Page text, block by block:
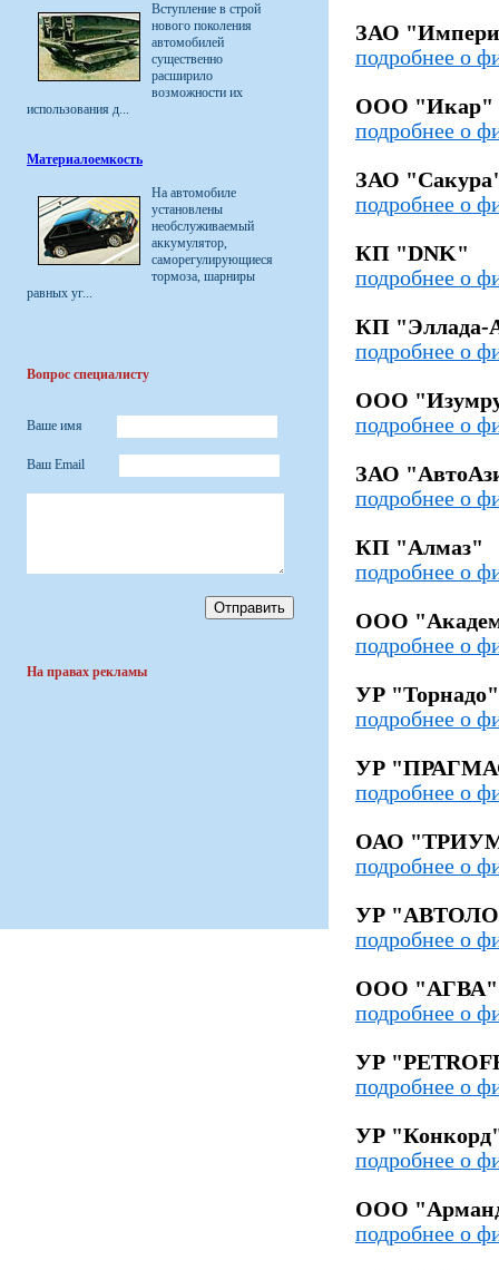
Вступление в строй
нового поколения
автомобилей
существенно
расширило
возможности их
использования д...
Материалоемкость
На автомобиле
установлены
необслуживаемый
аккумулятор,
саморегулирующиеся
тормоза, шарниры
равных уг...
Вопрос специалисту
Ваше имя
Ваш Email
На правах рекламы
ЗАО
подробнее о
ООО "Икар"
подробнее о
ЗАО
подробнее о
КП "DNK"
подробнее о
КП "Эллада-
подробнее о
ООО
подробнее о
ЗАО
подробнее о
КП "Алмаз"
подробнее о
ООО
подробнее о
УР "Торнадо"
подробнее о
УР
подробнее о
ОАО
подробнее о
УР
подробнее о
ООО "АГВА"
подробнее о
УР
подробнее о
УР
подробнее о
ООО
подробнее о